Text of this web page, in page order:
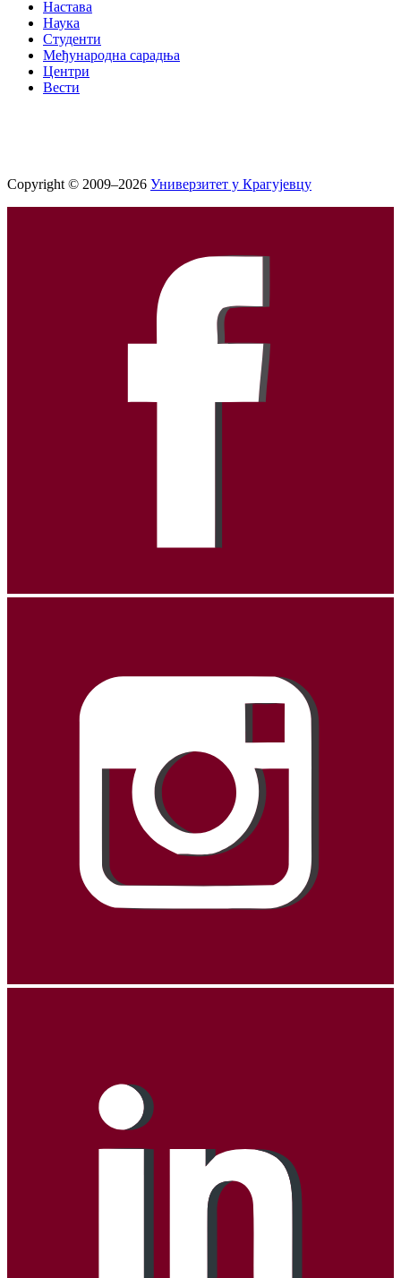
Настава
Наука
Студенти
Међународна сарадња
Центри
Вести
Copyright © 2009–2026 Универзитет у Крагујевцу